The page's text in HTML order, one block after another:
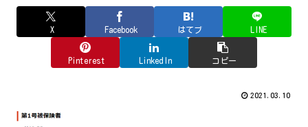
X Facebook はてブ LINE
Pinterest LinkedIn コピー
2021.03.10